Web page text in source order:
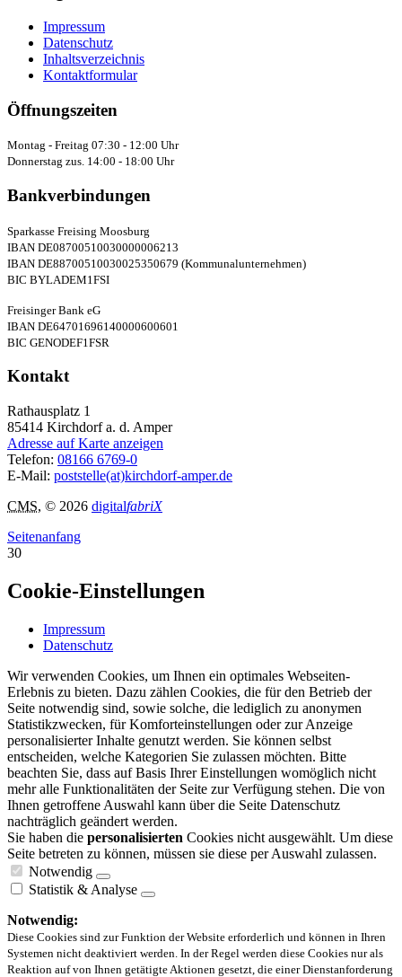
Impressum
Datenschutz
Inhaltsverzeichnis
Kontaktformular
Öffnungszeiten
Montag - Freitag 07:30 - 12:00 Uhr
Donnerstag zus. 14:00 - 18:00 Uhr
Bankverbindungen
Sparkasse Freising Moosburg
IBAN DE08700510030000006213
IBAN DE88700510030025350679 (Kommunalunternehmen)
BIC BYLADEM1FSI
Freisinger Bank eG
IBAN DE64701696140000600601
BIC GENODEF1FSR
Kontakt
Rathausplatz 1
85414 Kirchdorf a. d. Amper
Adresse auf Karte anzeigen
Telefon: 08166 6769-0
E-Mail: poststelle(at)kirchdorf-amper.de
CMS, © 2026 digitalfabriX
Seitenanfang
30
Cookie-Einstellungen
Impressum
Datenschutz
Wir verwenden Cookies, um Ihnen ein optimales Webseiten-
Erlebnis zu bieten. Dazu zählen Cookies, die für den Betrieb der
Seite notwendig sind, sowie solche, die lediglich zu anonymen
Statistikzwecken, für Komforteinstellungen oder zur Anzeige
personalisierter Inhalte genutzt werden. Sie können selbst
entscheiden, welche Kategorien Sie zulassen möchten. Bitte
beachten Sie, dass auf Basis Ihrer Einstellungen womöglich nicht
mehr alle Funktionalitäten der Seite zur Verfügung stehen. Die von
Ihnen getroffene Auswahl kann über die Seite Datenschutz
nachträglich geändert werden.
Sie haben die personalisierten Cookies nicht ausgewählt. Um diese
Seite betreten zu können, müssen sie diese per Auswahl zulassen.
Notwendig
Statistik & Analyse
Notwendig:
Diese Cookies sind zur Funktion der Website erforderlich und können in Ihren
Systemen nicht deaktiviert werden. In der Regel werden diese Cookies nur als
Reaktion auf von Ihnen getätigte Aktionen gesetzt, die einer Dienstanforderung